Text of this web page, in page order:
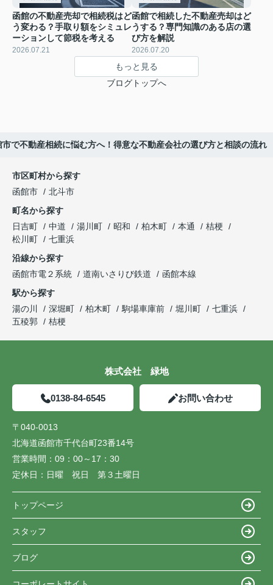
函館の不動産売却で相続税はど
う変わる？手取り額をシミュレ
ーションして節税を考える
2026.07.21
函館で相続した不動産売却はど
うする？専門知識のある店の選
び方を解説
2026.07.20
もっと見る
ブログトップへ
市で不動産相続に悩む方へ！得意な不動産会社の選び方と相談の流れ
市区町村から探す
函館市
北斗市
町名から探す
日吉町
中道 湯川町 昭和 柏木町 本通
桔梗
松川町
七重浜
沿線から探す
函館市電２系統
道南いさりび鉄道
函館本線
駅から探す
湯の川
深堀町 柏木町 駒場車庫前 堀川町
七重浜
五稜郭
桔梗
株式会社 緑地
0138-84-6545 お問い合わせ
〒040-0013
北海道函館市千代台町23番14号
営業時間： 09：00～17：30
定休日： 日曜 祝日 第３土曜日
トップページ
スタッフ
ブログ